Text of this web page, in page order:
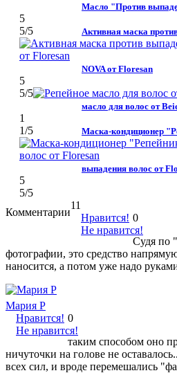
Масло "Против
5
5/5 Активная маска
NOVA от Floresan
5
5/5
масло для волос от
1
1/5 Маска-кондиционер
выпадения волос от
5
5/5
Комментарии
11
Нравится!
Не нравится!
0
Судя по
фотографии, это средство
наносится, а потом уже надо
Мария Р
Нравится!
Не нравится!
0
таким способом оно
ничуточки на голове не
всех сил, и вроде перемешались